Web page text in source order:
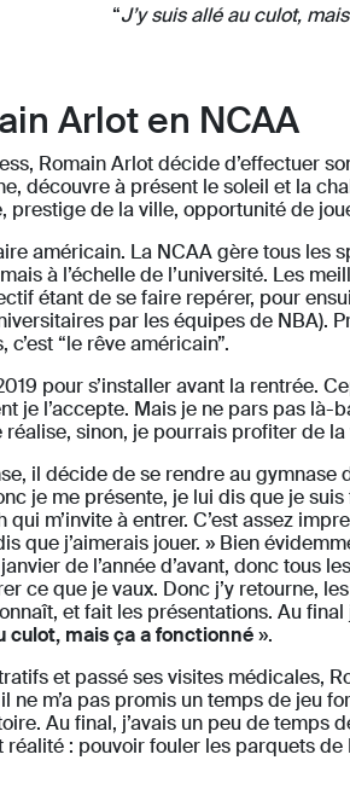
“J’y suis allé au culot,
Arlot en NCAA
Romain Arlot décide d’effectuer
découvre à présent le soleil et la
prestige de la ville, opportunité de
américain. La NCAA gère tous
à l’échelle de l’université. Les
étant de se faire repérer, pour
par les équipes de NBA).
“le rêve américain”.
pour s’installer avant la rentrée.
je l’accepte. Mais je ne pars pas
sinon, je pourrais profiter de
il décide de se rendre au gymnase
je me présente, je lui dis que je
m’invite à entrer. C’est assez
que j’aimerais jouer. » Bien
de l’année d’avant, donc tous
ce que je vaux. Donc j’y retourne,
et fait les présentations. Au
culot, mais ça a fonctionné».
et passé ses visites médicales,
ne m’a pas promis un temps de jeu
Au final, j’avais un peu de
: pouvoir fouler les parquets de